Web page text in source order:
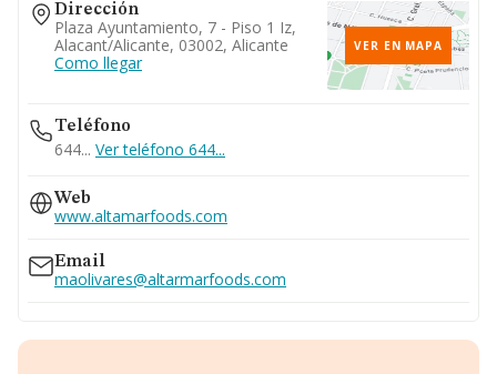
Dirección
Plaza Ayuntamiento, 7 - Piso 1 Iz,
Alacant/alicante, 03002, Alicante
Como llegar
VER EN MAPA
Teléfono
644... Ver teléfono 644...
Web
www.altamarfoods.com
Email
maolivares@altarmarfoods.com